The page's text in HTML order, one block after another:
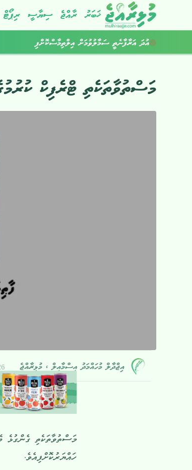
ޚަބަރު ރާއްޖެ ސިޔާސީ ރިޕޯޓް
އުދަ އަރާފާނެތީ ސަމާލުވުމަށް އިލްތިމާސްކޮށްފި
މަސްތުވާތަކެތި ޓްރެފިކް
އިޖްދާލް މުހައްމަދު އިސްމާއީލް ، މުޅިރާއްޖެ
މަސްތުވާތަކެތި ގެންގުޅެ
ހައްޔަރުކޮށްފިއެވެ.